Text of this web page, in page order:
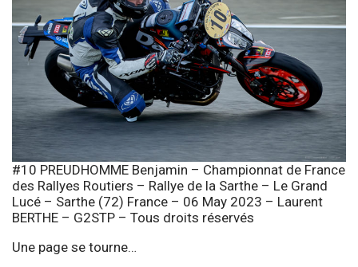
#10 PREUDHOMME Benjamin – Championnat de France
des Rallyes Routiers – Rallye de la Sarthe – Le Grand
Lucé – Sarthe (72) France – 06 May 2023 – Laurent
BERTHE – G2STP – Tous droits réservés
Une page se tourne…